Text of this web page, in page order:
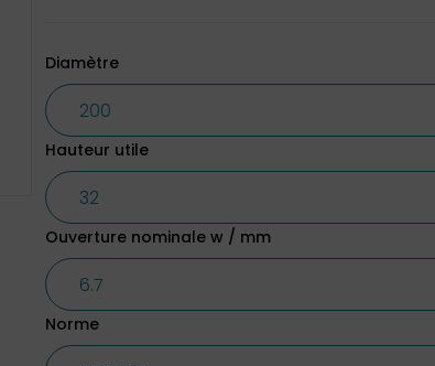
Diamètre
Hauteur utile
Ouverture nominale w / mm
Norme